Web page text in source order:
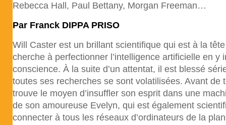
Rebecca Hall, Paul Bettany, Morgan Freeman…
Par Franck DIPPA PRISO
Will Caster est un brillant scientifique qui est à la
cherche à perfectionner l’intelligence artificielle en y
conscience. À la suite d’un attentat, il est blessé
toutes ses recherches se sont volatilisées. Avant de
trouve le moyen d’insuffler son esprit dans une
de son amoureuse Evelyn, qui est également
connecter à tous les réseaux d’ordinateurs de la